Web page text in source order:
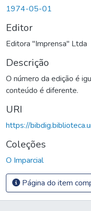
1974-05-01
Editor
Editora "Imprensa" Ltda
Descrição
O número da edição é
conteúdo é diferente.
URI
https://
Coleções
O Imparcial
Página do item